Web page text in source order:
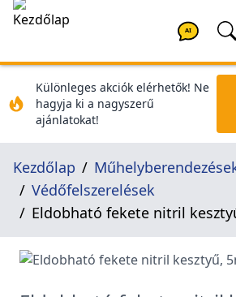
AI
Különleges akciók elérhetők! Ne
hagyja ki a nagyszerű
ajánlatokat!
Kezdőlap
Védőfelszerelések
Eldobható fekete nitril